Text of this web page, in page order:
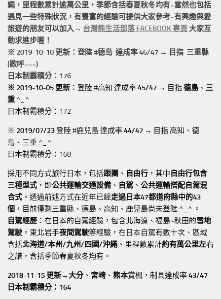
繩， 里程數累計逾萬公里 ，季節含括春夏秋冬均有~當然也包括
遇見一些特殊狀況，有豐富的經驗可提供大家參考~有興趣與愛
旅遊的朋友可以加入→ 台灣熊生活部落 FACEBOOK 專頁 大家互
動求進步喔！
※ 2019-10-10 更新：登陸 #德島 達成率 46/47 → 目指 三重縣
(歡呼~~~)
日本制霸積分：176
※ 2019-10-05 更新 ：登陸 #高知 達成率45/47 → 目指德島 、 三
重 ^_^
日本制霸積分：172
※ 2019/07/23登陸 #鹿兒島 達成率44/47 → 目指 高知、德
島、三重 ^_^
日本制霸積分：168
採用不同方式旅行日本，包括跟團 、 自由行 ，其中自由行包含
三種型式 ，即公共運輸交通設備 、 自駕 、 公共運輸搭配自駕混
合式 。透過前述方式在近年已經走過日本47都道府縣中的43
個 ，目前僅剩三重縣、德島、高知、鹿兒島尚未登陸 ^_^ 。
自駕經歷 ：在日本的自駕經驗，包含北海道、福島~秋田的雪地
駕駛 ，東北岩手夜間駕駛等經驗，在日本自駕有數十次、區域
含括北海道/本州/九州/四國/沖繩 、里程數累計約有萬公里左右
之譜，含括季節春夏秋冬均有。
2018-11-15 更新→ 大分、 宮崎 、 熊本賞楓，制县達成率43/47
日本制霸積分：164